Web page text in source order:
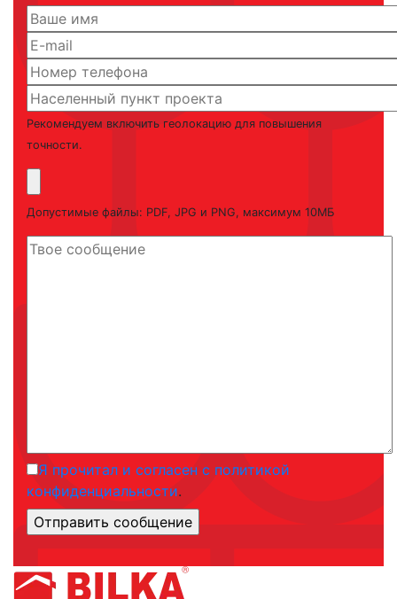
Рекомендуем включить геолокацию для повышения
точности.
Допустимые файлы: PDF, JPG и PNG, максимум 10МБ
Я прочитал и согласен с политикой
конфиденциальности.